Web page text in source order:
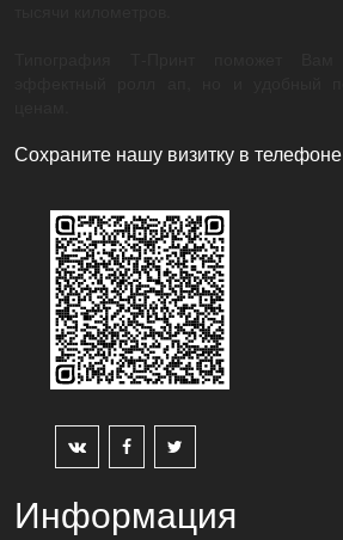
Сохраните нашу визитку в телефоне
Информация